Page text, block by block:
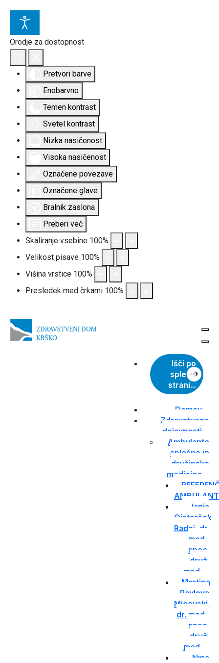
Orodje za dostopnost
Pretvori barve
Enobarvno
Temen kontrast
Svetel kontrast
Nizka nasičenost
Visoka nasičenost
Označene povezave
Označene glave
Bralnik zaslona
Preberi več
Skaliranje vsebine 100%
Velikost pisave 100%
Višina vrstice 100%
Presledek med črkami 100%
Išči po
spletni
strani...
Domov
Zdravstvene
dejavnosti
Ambulante
splošne in
družinske
medicine
Janja
Ojsteršek
Radej, dr.
med.,
spec.
druž.
med.
Martina
Pavlova
Micevski,
dr. med.,
spec.
druž.
med.
Nina